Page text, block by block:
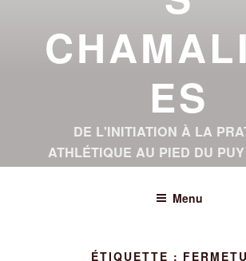
ES
DE L'INITIATION À LA
ATHLÉTIQUE AU PIED DU
Menu
ÉTIQUETTE :